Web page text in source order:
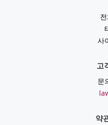
사
고
문
약